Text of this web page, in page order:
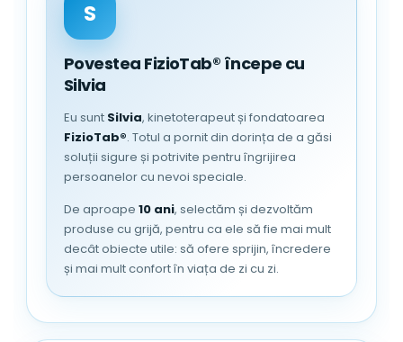
S
Povestea FizioTab® începe cu
Silvia
Eu sunt Silvia, kinetoterapeut și fondatoarea
FizioTab®. Totul a pornit din dorința de a găsi
soluții sigure și potrivite pentru îngrijirea
persoanelor cu nevoi speciale.
De aproape 10 ani, selectăm și dezvoltăm
produse cu grijă, pentru ca ele să fie mai mult
decât obiecte utile: să ofere sprijin, încredere
și mai mult confort în viața de zi cu zi.